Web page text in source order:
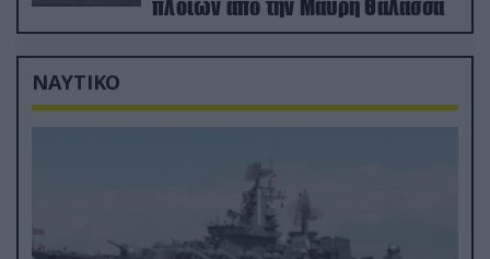
πλοίων από την Μαύρη Θάλασσα
ΝΑΥΤΙΚΟ